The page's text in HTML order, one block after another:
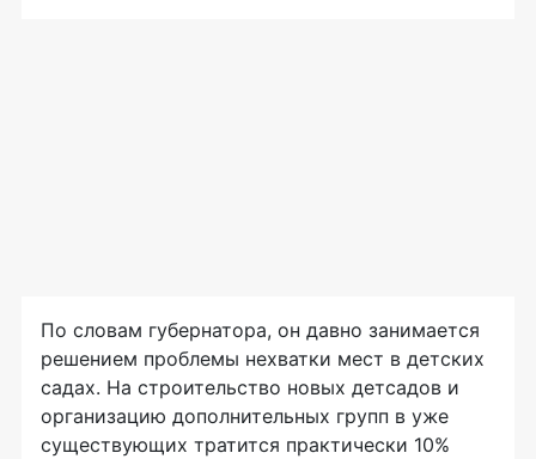
По словам губернатора, он давно занимается
решением проблемы нехватки мест в детских
садах. На строительство новых детсадов и
организацию дополнительных групп в уже
существующих тратится практически 10%